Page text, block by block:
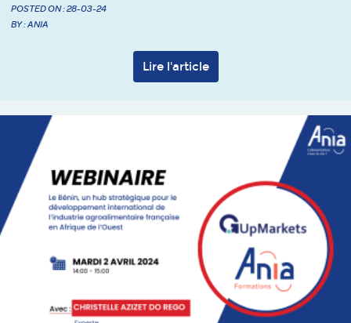
POSTED ON :28-03-24
BY : ANIA
Lire l'article